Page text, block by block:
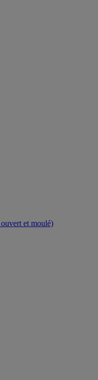
et moulé)